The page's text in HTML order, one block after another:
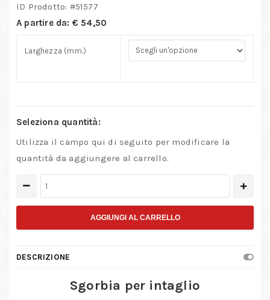
ID Prodotto: #51577
A partire da: € 54,50
Larghezza (mm.)
Seleziona quantità:
Utilizza il campo qui di seguito per modificare la
quantità da aggiungere al carrello.
Sgorbia
in
per
AGGIUNGI AL CARRELLO
DESCRIZIONE
Sgorbia per intaglio